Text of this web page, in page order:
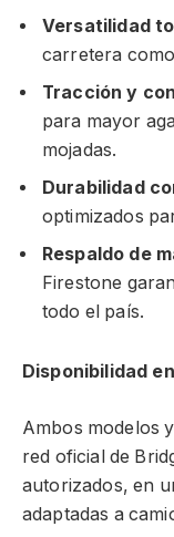
Versatilidad
carretera
Tracción y
para mayor
mojadas.
Durabilidad
optimizados
Respaldo de
Firestone
todo el país.
Disponibilidad
Ambos modelos
red oficial de
autorizados, en
adaptadas a